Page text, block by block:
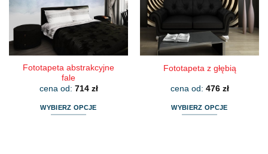
wybrać
na
produktu
wybrać
stronie
produktu
Fototapeta abstrakcyjne
fale
cena od: 714 zł
WYBIERZ OPCJE
Fototapeta z głębią
cena od: 476 zł
WYBIERZ OPCJE